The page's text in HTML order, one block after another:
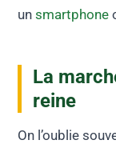
unsmartphone
La
reine
On l’oublie